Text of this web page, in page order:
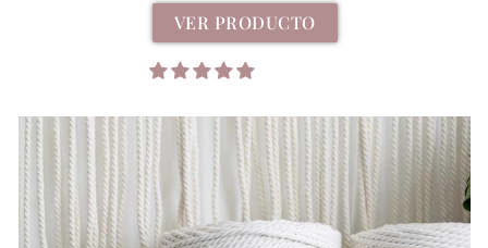
VER PRODUCTO